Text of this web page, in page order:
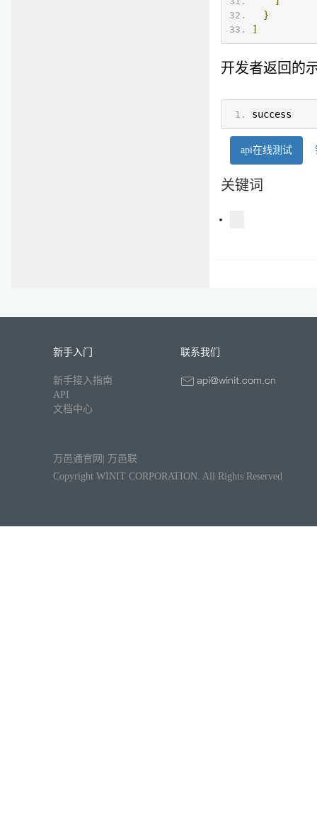
}
]
开发者返回的
success
api在线测试
关键词
新手入门
新手接入指南
API
文档中心
联系我们
万邑通官网
万邑联
Copyright WINIT CORPORATION. All Rights Reserved